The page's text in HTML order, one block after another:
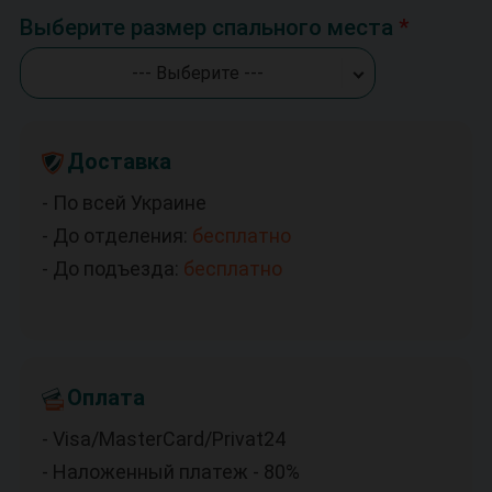
Выберите размер спального места
--- Выберите ---
Доставка
- По всей Украине
- До отделения: бесплатно
- До подъезда: бесплатно
Оплата
- Visa/MasterCard/Privat24
- Наложенный платеж - 80%